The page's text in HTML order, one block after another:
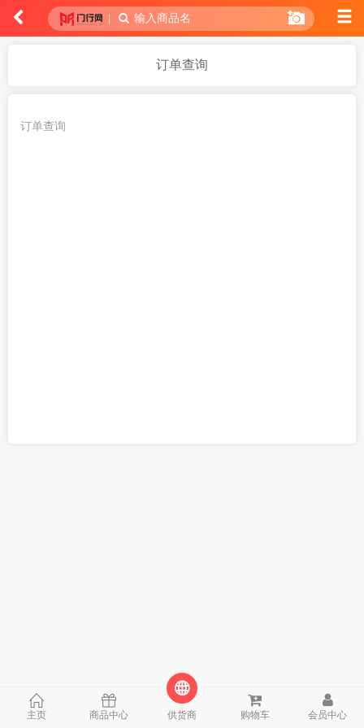
| 输入商品名
订单查询
订单查询
主页 商品中心 供货商 购物车 会员中心